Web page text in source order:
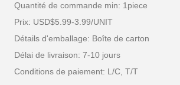
Quantité de commande min: 1piece
Prix: USD$5.99-3.99/UNIT
Détails d'emballage: Boîte de carton
Délai de livraison: 7-10 jours
Conditions de paiement: L/C, T/T